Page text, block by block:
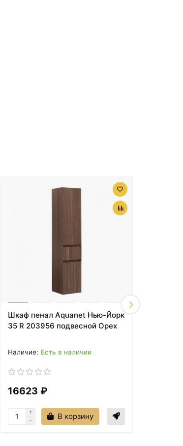
Шкаф пенал Aquanet Нью-Йорк
35 R 203956 подвесной Орех
Есть в наличии
16623 ₽
В корзину